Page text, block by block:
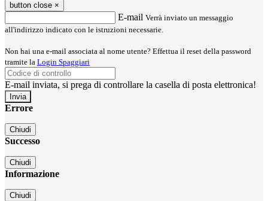
button close ×
E-mail Verrà inviato un messaggio
all'indirizzo indicato con le istruzioni necessarie.
Non hai una e-mail associata al nome utente? Effettua il reset della password
tramite la Login Spaggiari
E-mail inviata, si prega di controllare la casella di posta elettronica!
Errore
Chiudi
Successo
Chiudi
Informazione
Chiudi